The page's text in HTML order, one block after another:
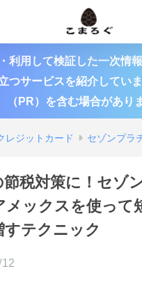
利用して検証した一次情
つサービスを紹介してい
（PR）を含む場合があり
レジットカード セゾンプラ
節税対策に！セゾ
メックスを使って
すテクニック